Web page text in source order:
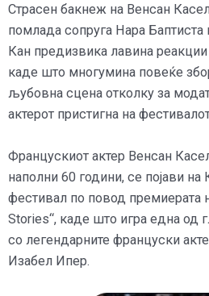
Страсен бакнеж на Венсан
помлада сопруга Нара Баптиста
Кан предизвика лавина
каде што многумина повеќе
љубовна сцена отколку за
актерот пристигна на
Францускиот актер Венсан
наполни 60 години, се појави
фестивал по повод премиерата
Stories“, каде што игра една од
со легендарните француски
Изабел Ипер.